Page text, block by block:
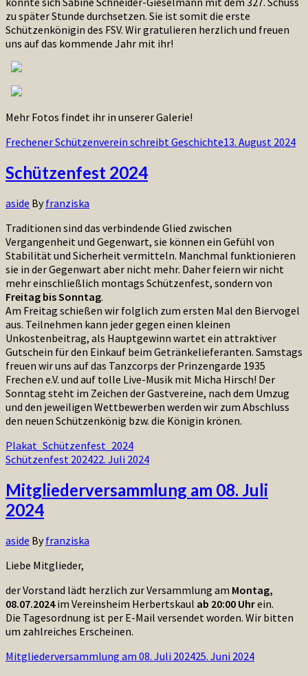
zu später Stunde durchsetzen. Sie ist somit die erste
Schützenkönigin des FSV. Wir gratulieren herzlich und freuen
uns auf das kommende Jahr mit ihr!
Mehr Fotos findet ihr in unserer Galerie!
Frechener Schützenverein schreibt Geschichte13. August 2024
Schützenfest 2024
aside Byfranziska
Traditionen sind das verbindende Glied zwischen
Vergangenheit und Gegenwart, sie können ein Gefühl von
Stabilität und Sicherheit vermitteln. Manchmal funktionieren
sie in der Gegenwart aber nicht mehr. Daher feiern wir nicht
mehr einschließlich montags Schützenfest, sondern von
Freitag bis Sonntag.
Am Freitag schießen wir folglich zum ersten Mal den Biervogel
aus. Teilnehmen kann jeder gegen einen kleinen
Unkostenbeitrag, als Hauptgewinn wartet ein attraktiver
Gutschein für den Einkauf beim Getränkelieferanten. Samstags
freuen wir uns auf das Tanzcorps der Prinzengarde 1935
Frechen e.V. und auf tolle Live-Musik mit Micha Hirsch! Der
Sonntag steht im Zeichen der Gastvereine, nach dem Umzug
und den jeweiligen Wettbewerben werden wir zum Abschluss
den neuen Schützenkönig bzw. die Königin krönen.
Plakat_Schützenfest_2024
Schützenfest 202422. Juli 2024
Mitgliederversammlung am 08. Juli
2024
aside Byfranziska
Liebe Mitglieder,
der Vorstand lädt herzlich zur Versammlung am Montag,
08.07.2024im Vereinsheim Herbertskaul ab 20:00 Uhrein.
Die Tagesordnung ist per E-Mail versendet worden. Wir bitten
um zahlreiches Erscheinen.
Mitgliederversammlung am 08. Juli 202425. Juni 2024